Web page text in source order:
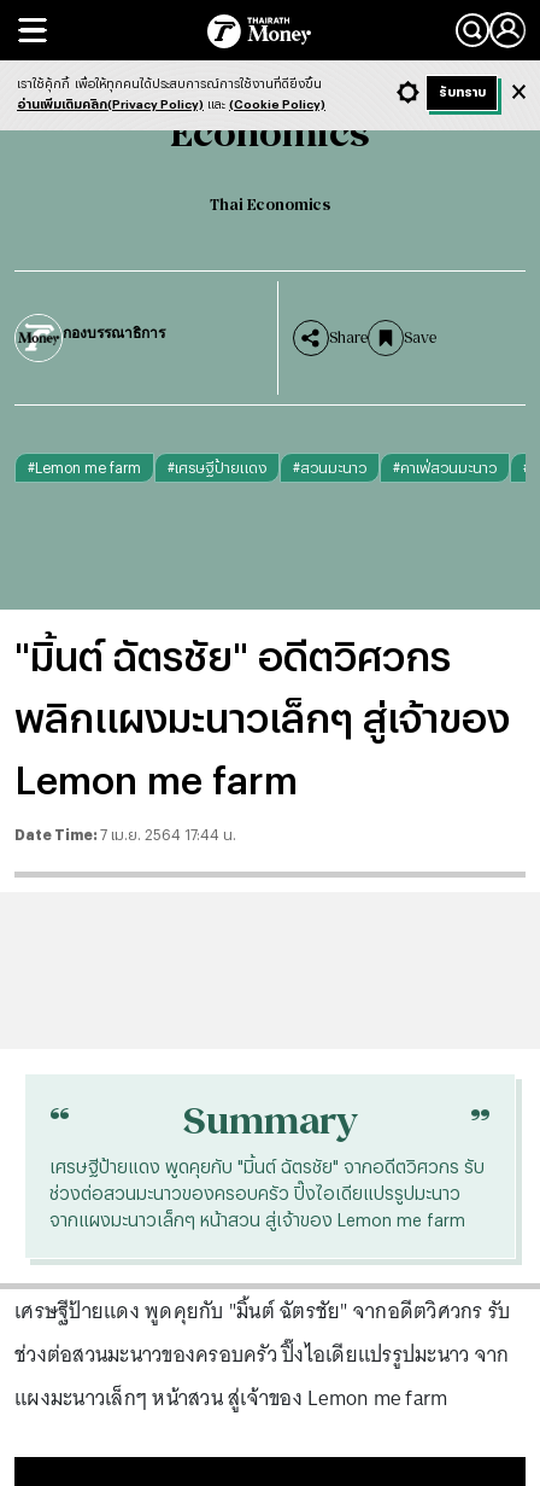
Search
Economics Thai Economics
Economics
Thai Economics
กองบรรณาธิการ Share Save
#Lemon me farm #เศรษฐีป้ายแดง #สวนมะนาว #คาเฟ่สวนมะนาว #
"มิ้นต์ ฉัตรชัย" อดีตวิศวกร
พลิกแผงมะนาวเล็กๆ สู่เจ้าของ
Lemon me farm
Date Time: 7 เม.ย. 2564 17:44 น.
- ก + ก Dark ฟังข่าว
“ Summary “
เศรษฐีป้ายแดง พูดคุยกับ "มิ้นต์ ฉัตรชัย" จากอดีตวิศวกร รับ
ช่วงต่อสวนมะนาวของครอบครัว ปิ๊งไอเดียแปรรูปมะนาว
จากแผงมะนาวเล็กๆ หน้าสวน สู่เจ้าของ Lemon me farm
เศรษฐีป้ายแดง พูดคุยกับ "มิ้นต์ ฉัตรชัย" จากอดีตวิศวกร รับ
ช่วงต่อสวนมะนาวของครอบครัว ปิ๊งไอเดียแปรรูปมะนาว จาก
แผงมะนาวเล็กๆ หน้าสวน สู่เจ้าของ Lemon me farm
เราใช้คุ้กกี้ เพื่อให้ทุกคนได้ประสบการณ์การใช้งานที่ดียิ่งขึ้น
อ่านเพิ่มเติมคลิก(Privacy Policy) และ (Cookie Policy)
รับทราบ